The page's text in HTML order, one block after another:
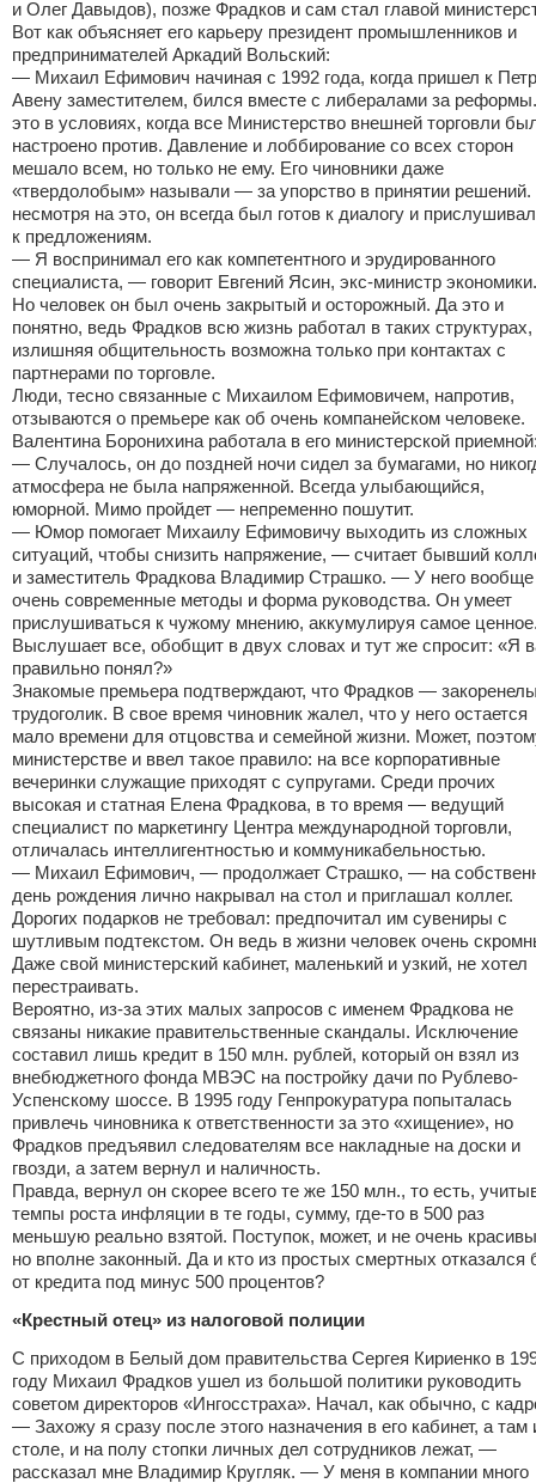
и Олег Давыдов), позже Фрадков и сам стал главой
Вот как объясняет его карьеру президент промышленников и
предпринимателей Аркадий Вольский:
— Михаил Ефимович начиная с 1992 года, когда пришел к
Авену заместителем, бился вместе с либералами за
это в условиях, когда все Министерство внешней торговли
настроено против. Давление и лоббирование со всех сторон
мешало всем, но только не ему. Его чиновники даже
«твердолобым» называли — за упорство в принятии
несмотря на это, он всегда был готов к диалогу и
к предложениям.
— Я воспринимал его как компетентного и эрудированного
специалиста, — говорит Евгений Ясин, экс-министр
Но человек он был очень закрытый и осторожный. Да это и
понятно, ведь Фрадков всю жизнь работал в таких структурах,
излишняя общительность возможна только при контактах с
партнерами по торговле.
Люди, тесно связанные с Михаилом Ефимовичем, напротив,
отзываются о премьере как об очень компанейском человеке.
Валентина Боронихина работала в его министерской
— Случалось, он до поздней ночи сидел за бумагами, но
атмосфера не была напряженной. Всегда улыбающийся,
юморной. Мимо пройдет — непременно пошутит.
— Юмор помогает Михаилу Ефимовичу выходить из сложных
ситуаций, чтобы снизить напряжение, — считает бывший
и заместитель Фрадкова Владимир Страшко. — У него вообще
очень современные методы и форма руководства. Он умеет
прислушиваться к чужому мнению, аккумулируя самое
Выслушает все, обобщит в двух словах и тут же спросит: «Я
правильно понял?»
Знакомые премьера подтверждают, что Фрадков —
трудоголик. В свое время чиновник жалел, что у него остается
мало времени для отцовства и семейной жизни. Может,
министерстве и ввел такое правило: на все корпоративные
вечеринки служащие приходят с супругами. Среди прочих
высокая и статная Елена Фрадкова, в то время — ведущий
специалист по маркетингу Центра международной торговли,
отличалась интеллигентностью и коммуникабельностью.
— Михаил Ефимович, — продолжает Страшко, — на
день рождения лично накрывал на стол и приглашал коллег.
Дорогих подарков не требовал: предпочитал им сувениры с
шутливым подтекстом. Он ведь в жизни человек очень
Даже свой министерский кабинет, маленький и узкий, не хотел
перестраивать.
Вероятно, из-за этих малых запросов с именем Фрадкова не
связаны никакие правительственные скандалы. Исключение
составил лишь кредит в 150 млн. рублей, который он взял из
внебюджетного фонда МВЭС на постройку дачи по Рублево-
Успенскому шоссе. В 1995 году Генпрокуратура попыталась
привлечь чиновника к ответственности за это «хищение», но
Фрадков предъявил следователям все накладные на доски и
гвозди, а затем вернул и наличность.
Правда, вернул он скорее всего те же 150 млн., то есть,
темпы роста инфляции в те годы, сумму, где-то в 500 раз
меньшую реально взятой. Поступок, может, и не очень
но вполне законный. Да и кто из простых смертных отказался
от кредита под минус 500 процентов?
«Крестный отец» из налоговой полиции
С приходом в Белый дом правительства Сергея Кириенко в
году Михаил Фрадков ушел из большой политики руководить
советом директоров «Ингосстраха». Начал, как обычно, с
— Захожу я сразу после этого назначения в его кабинет, а там
столе, и на полу стопки личных дел сотрудников лежат, —
рассказал мне Владимир Кругляк. — У меня в компании много